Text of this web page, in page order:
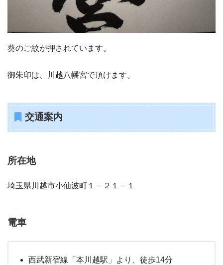
葵のご紋が押されています。
御朱印は、川越八幡宮で頂けます。
交通案内
所在地
埼玉県川越市小仙波町１－２１－１
電車
西武新宿線「本川越駅」より、徒歩14分